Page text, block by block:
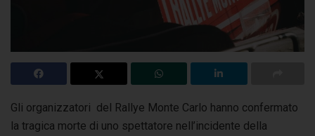
Gli organizzatori del Rallye Monte Carlo hanno confermato
la tragica morte di uno spettatore nell’incidente della